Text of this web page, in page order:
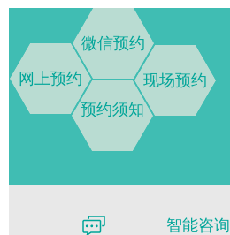
网上预约
微信预约
预约须知
现场预约
智能咨询